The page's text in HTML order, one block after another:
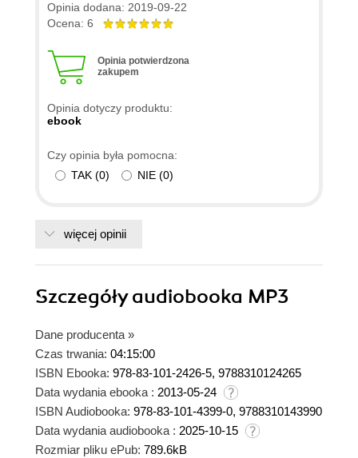
Opinia dodana: 2019-09-22
Ocena: 6
Opinia potwierdzona
zakupem
Opinia dotyczy produktu:
ebook
Czy opinia była pomocna:
TAK (0) NIE (0)
więcej opinii
Szczegółyaudiobooka MP3
Dane producenta »
Czas trwania: 04:15:00
ISBN Ebooka: 978-83-101-2426-5, 9788310124265
Data wydania ebooka : 2013-05-24
ISBN Audiobooka: 978-83-101-4399-0, 9788310143990
Data wydania audiobooka : 2025-10-15
Rozmiar pliku ePub: 789.6kB